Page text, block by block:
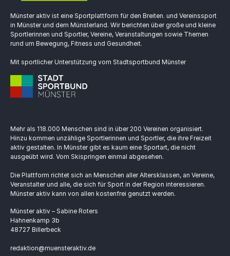
Münster aktiv ist eine Sportplattform für den Breiten. und Vereinssport
in Münster und dem Münsterland. Wir berichten über große und kleine
Sportlerinnen und Sportler, Vereine, Veranstaltungen sowie Themen
rund um Bewegung, Fitness und Gesundheit.
Mit sportlicher Unterstützung vom Stadtsportbund Münster
Mehr als 118.000 Menschen sind in über 200 Vereinen organisiert.
Hinzu kommen unzählige Sportlerinnen und Sportler, die ihre Freizeit
aktiv gestalten. In Münster gibt es kaum eine Sportart, die nicht
ausgeübt wird. Vom Skispringen einmal abgesehen.
Die Plattform richtet sich an Menschen aller Altersklassen, an Vereine,
Veranstalter und alle, die sich für Sport in der Region interessieren.
Münster aktiv kann von allen kostenfrei genutzt werden.
Münster aktiv – Sabine Roters
Hahnenkamp 3b
48727 Billerbeck
redaktion@muensteraktiv.de